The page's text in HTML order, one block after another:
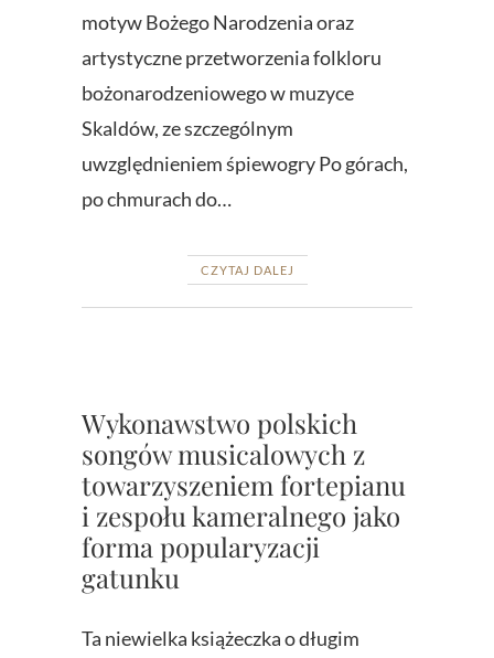
motyw Bożego Narodzenia oraz
artystyczne przetworzenia folkloru
bożonarodzeniowego w muzyce
Skaldów, ze szczególnym
uwzględnieniem śpiewogry Po górach,
po chmurach do…
CZYTAJ DALEJ
Wykonawstwo polskich
songów musicalowych z
towarzyszeniem fortepianu
i zespołu kameralnego jako
forma popularyzacji
gatunku
Ta niewielka książeczka o długim